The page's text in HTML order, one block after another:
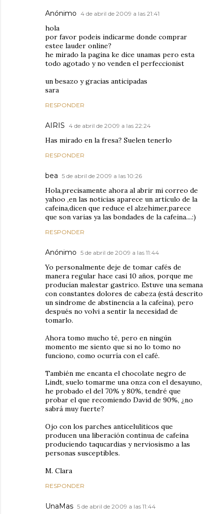
Anónimo 4 de abril de 2009 a las 21:41
hola
por favor podeis indicarme donde comprar
estee lauder online?
he mirado la pagina ke dice unamas pero esta
todo agotado y no venden el perfeccionist
un besazo y gracias anticipadas
sara
RESPONDER
AIRIS 4 de abril de 2009 a las 22:24
Has mirado en la fresa? Suelen tenerlo
RESPONDER
bea 5 de abril de 2009 a las 10:26
Hola,precisamente ahora al abrir mi correo de
yahoo ,en las noticias aparece un artículo de la
cafeina,dicen que reduce el alzehimer,parece
que son varias ya las bondades de la cafeina....:)
RESPONDER
Anónimo 5 de abril de 2009 a las 11:44
Yo personalmente deje de tomar cafés de
manera regular hace casi 10 años, porque me
producían malestar gastrico. Estuve una semana
con constantes dolores de cabeza (está descrito
un sindrome de abstinencia a la cafeína), pero
después no volvi a sentir la necesidad de
tomarlo.
Ahora tomo mucho té, pero en ningún
momento me siento que si no lo tomo no
funciono, como ocurría con el café.
También me encanta el chocolate negro de
Lindt, suelo tomarme una onza con el desayuno,
he probado el del 70% y 80%, tendré que
probar el que recomiendo David de 90%, ¿no
sabrá muy fuerte?
Ojo con los parches anticeluliticos que
producen una liberación continua de cafeína
produciendo taqucardias y nerviosismo a las
personas susceptibles.
M. Clara
RESPONDER
UnaMas 5 de abril de 2009 a las 11:44